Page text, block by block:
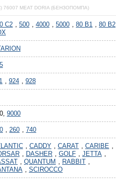
MEAT DORIA (БЕНЗОПОМПА)
C2 , 500 , 4000 , 5000 , 80 B1 , 80 B2
, 924 , 928
9000
, 260 , 740
, CADDY , CARAT , CARIBE ,
, DASHER , GOLF , JETTA ,
, QUANTUM , RABBIT ,
, SCIROCCO